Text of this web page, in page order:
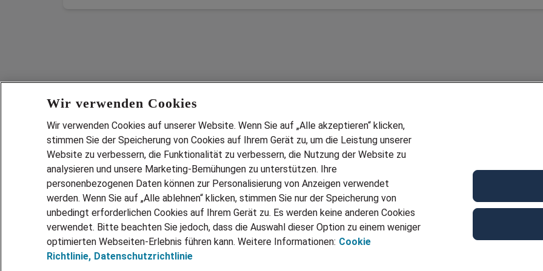
Services
JOBSUCHE
LEBENSLAUF GENERATOR
ZEITARBEIT
PERSONALVERMITTLUNG
PARTNERSHIP WITH AIRBUS
Wir verwenden Cookies
Wir verwenden Cookies auf unserer Website. Wenn Sie auf „Alle akzeptieren“ klicken,
stimmen Sie der Speicherung von Cookies auf Ihrem Gerät zu, um die Leistung unserer
Website zu verbessern, die Funktionalität zu verbessern, die Nutzung der Website zu
analysieren und unsere Marketing-Bemühungen zu unterstützen. Ihre
personenbezogenen Daten können zur Personalisierung von Anzeigen verwendet
werden. Wenn Sie auf „Alle ablehnen“ klicken, stimmen Sie nur der Speicherung von
unbedingt erforderlichen Cookies auf Ihrem Gerät zu. Es werden keine anderen Cookies
verwendet. Bitte beachten Sie jedoch, dass die Auswahl dieser Option zu einem weniger
optimierten Webseiten-Erlebnis führen kann. Weitere Informationen: Cookie
Richtlinie, Datenschutzrichtlinie